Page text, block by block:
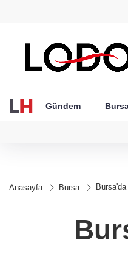
Gündem
Anasayfa Bursa